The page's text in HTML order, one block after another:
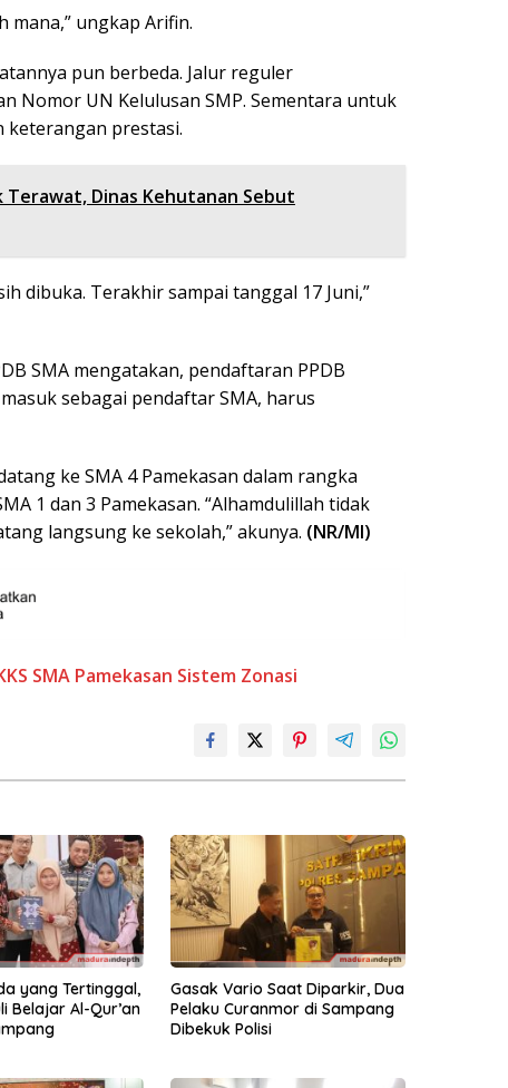
mana,” ungkap Arifin.
pun berbeda. Jalur reguler
Nomor UN Kelulusan SMP. Sementara untuk
keterangan prestasi.
Terawat, Dinas Kehutanan Sebut
dibuka. Terakhir sampai tanggal 17 Juni,”
SMA mengatakan, pendaftaran PPDB
sebagai pendaftar SMA, harus
ke SMA 4 Pamekasan dalam rangka
1 dan 3 Pamekasan. “Alhamdulillah tidak
langsung ke sekolah,” akunya. (NR/MI)
SMA Pamekasan Sistem Zonasi
yang Tertinggal,
Belajar Al-Qur’an
Gasak Vario Saat Diparkir, Dua
Pelaku Curanmor di Sampang
Dibekuk Polisi